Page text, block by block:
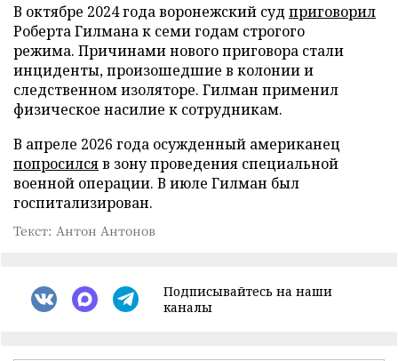
В октябре 2024 года воронежский суд приговорил
Роберта Гилмана к семи годам строгого
режима. Причинами нового приговора стали
инциденты, произошедшие в колонии и
следственном изоляторе. Гилман применил
физическое насилие к сотрудникам.
В апреле 2026 года осужденный американец
попросилсяв зону проведения специальной
военной операции. В июле Гилман был
госпитализирован.
Текст: Антон Антонов
Подписывайтесь на наши
каналы